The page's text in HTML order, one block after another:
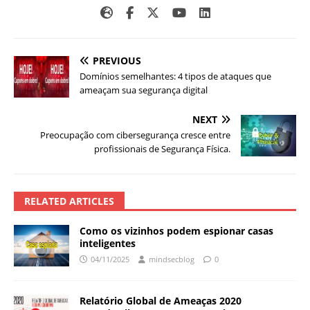
PREVIOUS
Domínios semelhantes: 4 tipos de ataques que
ameaçam sua segurança digital
NEXT
Preocupação com cibersegurança cresce entre
profissionais de Segurança Física.
RELATED ARTICLES
Como os vizinhos podem espionar casas
inteligentes
04/11/2025 mindsecblog 0
Relatório Global de Ameaças 2020